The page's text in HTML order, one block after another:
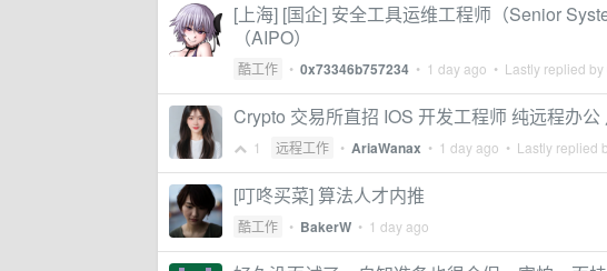
[上海] [国企] 安全工具运维工程师（Senior
（AIPO）
酷工作 • 0x73346b757234 • 1 day ago • Lastly replied by
Crypto 交易所直招 IOS 开发工程师 纯远程办
1 远程工作 • AriaWanax • 1 day ago • Lastly replied
[叮咚买菜] 算法人才内推
酷工作 • BakerW • 1 day ago